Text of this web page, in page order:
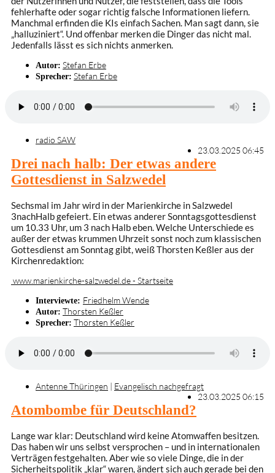
fehlerhafte oder sogar richtig falsche Informationen liefern.
Manchmal erfinden die KIs einfach Sachen. Man sagt dann, sie
„halluziniert“. Und offenbar merken die Dinger das nicht mal.
Jedenfalls lässt es sich nichts anmerken.
Autor: Stefan Erbe
Sprecher: Stefan Erbe
radio SAW
23.03.2025 06:45
Drei nach halb: Der etwas andere
Gottesdienst in Salzwedel
Sechsmal im Jahr wird in der Marienkirche in Salzwedel
3nachHalb gefeiert. Ein etwas anderer Sonntagsgottesdienst
um 10.33 Uhr, um 3 nach Halb eben. Welche Unterschiede es
außer der etwas krummen Uhrzeit sonst noch zum klassischen
Gottesdienst am Sonntag gibt, weiß Thorsten Keßler aus der
Kirchenredaktion:
www.marienkirche-salzwedel.de - Startseite
Interviewte: Friedhelm Wende
Autor: Thorsten Keßler
Sprecher: Thorsten Keßler
Antenne Thüringen | Evangelisch nachgefragt
23.03.2025 06:15
Atombombe für Deutschland?
Lange war klar: Deutschland wird keine Atomwaffen besitzen.
Das haben wir uns selbst versprochen – und in internationalen
Verträgen festgehalten. Aber wie so viele Dinge, die in der
Sicherheitspolitik „klar“ waren, ändert sich auch gerade bei den